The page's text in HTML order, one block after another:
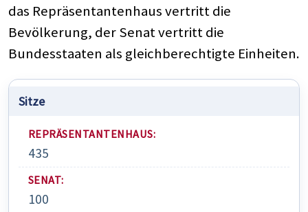
das Repräsentantenhaus vertritt die
Bevölkerung, der Senat vertritt die
Bundesstaaten als gleichberechtigte Einheiten.
Sitze
435
100